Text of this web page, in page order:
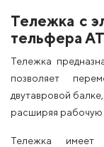
Тележка с
тельфера
Тележка
позволяет
двутавровой
расширяя рабочую
Тележка имеет